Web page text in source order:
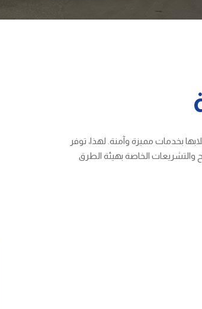
بخدمات مميزة وآمنة. لهذا، توفر
والتشريعات الخاصة بهيئة الطرق